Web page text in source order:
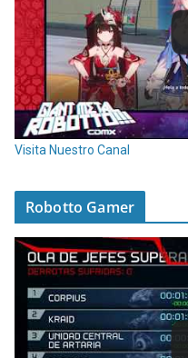
Visita Nuestro Canal
Robotto Gamer